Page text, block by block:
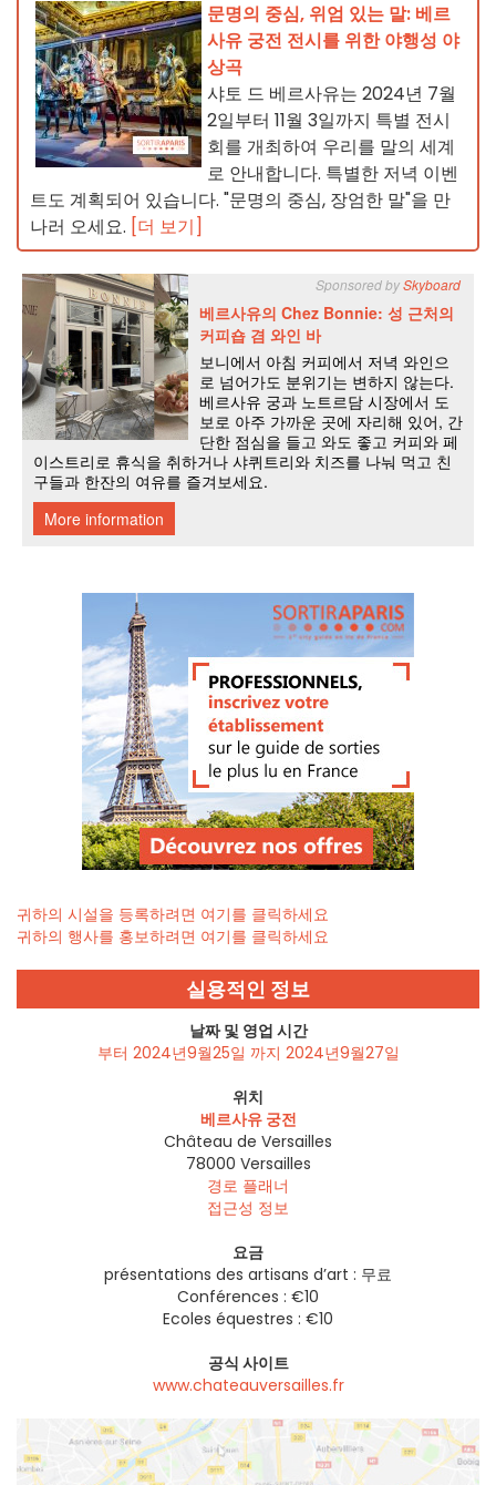
문명의 중심, 위엄 있는 말: 베르
사유 궁전 전시를 위한 야행성 야
상곡
샤토 드 베르사유는 2024년 7월
2일부터 11월 3일까지 특별 전시
회를 개최하여 우리를 말의 세계
로 안내합니다. 특별한 저녁 이벤
트도 계획되어 있습니다. "문명의 중심, 장엄한 말"을 만
나러 오세요. [더 보기]
귀하의 시설을 등록하려면 여기를 클릭하세요
귀하의 행사를 홍보하려면 여기를 클릭하세요
실용적인 정보
날짜 및 영업 시간
부터 2024년9월25일 까지 2024년9월27일
위치
베르사유 궁전
Château de Versailles
78000 Versailles
경로 플래너
접근성 정보
요금
présentations des artisans d’art : 무료
Conférences : €10
Ecoles équestres : €10
공식 사이트
www.chateauversailles.fr